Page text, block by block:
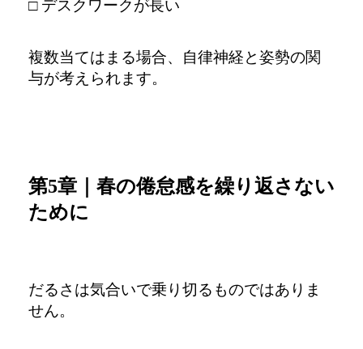
□ デスクワークが長い
複数当てはまる場合、自律神経と姿勢の関
与が考えられます。
第5章｜春の倦怠感を繰り返さない
ために
だるさは気合いで乗り切るものではありま
せん。